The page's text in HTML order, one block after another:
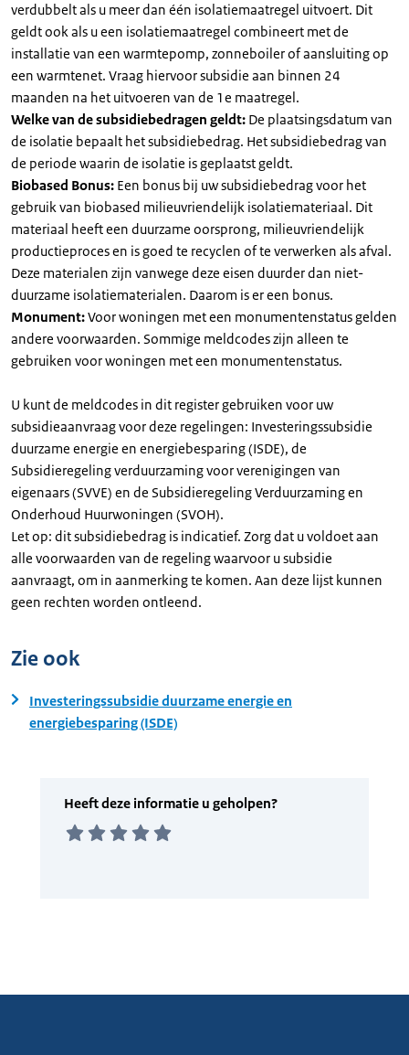
verdubbelt als u meer dan één isolatiemaatregel uitvoert. Dit
geldt ook als u een isolatiemaatregel combineert met de
installatie van een warmtepomp, zonneboiler of aansluiting op
een warmtenet. Vraag hiervoor subsidie aan binnen 24
maanden na het uitvoeren van de 1e maatregel.
Welke van de subsidiebedragen geldt: De plaatsingsdatum van
de isolatie bepaalt het subsidiebedrag. Het subsidiebedrag van
de periode waarin de isolatie is geplaatst geldt.
Biobased Bonus: Een bonus bij uw subsidiebedrag voor het
gebruik van biobased milieuvriendelijk isolatiemateriaal. Dit
materiaal heeft een duurzame oorsprong, milieuvriendelijk
productieproces en is goed te recyclen of te verwerken als afval.
Deze materialen zijn vanwege deze eisen duurder dan niet-
duurzame isolatiematerialen. Daarom is er een bonus.
Monument:Voor woningen met een monumentenstatus gelden
andere voorwaarden. Sommige meldcodes zijn alleen te
gebruiken voor woningen met een monumentenstatus.
U kunt de meldcodes in dit register gebruiken voor uw
subsidieaanvraag voor deze regelingen: Investeringssubsidie
duurzame energie en energiebesparing (ISDE), de
Subsidieregeling verduurzaming voor verenigingen van
eigenaars (SVVE) en de Subsidieregeling Verduurzaming en
Onderhoud Huurwoningen (SVOH).
Let op: dit subsidiebedrag is indicatief. Zorg dat u voldoet aan
alle voorwaarden van de regeling waarvoor u subsidie
aanvraagt, om in aanmerking te komen. Aan deze lijst kunnen
geen rechten worden ontleend.
Zie ook
Investeringssubsidie duurzame energie en
energiebesparing (ISDE)